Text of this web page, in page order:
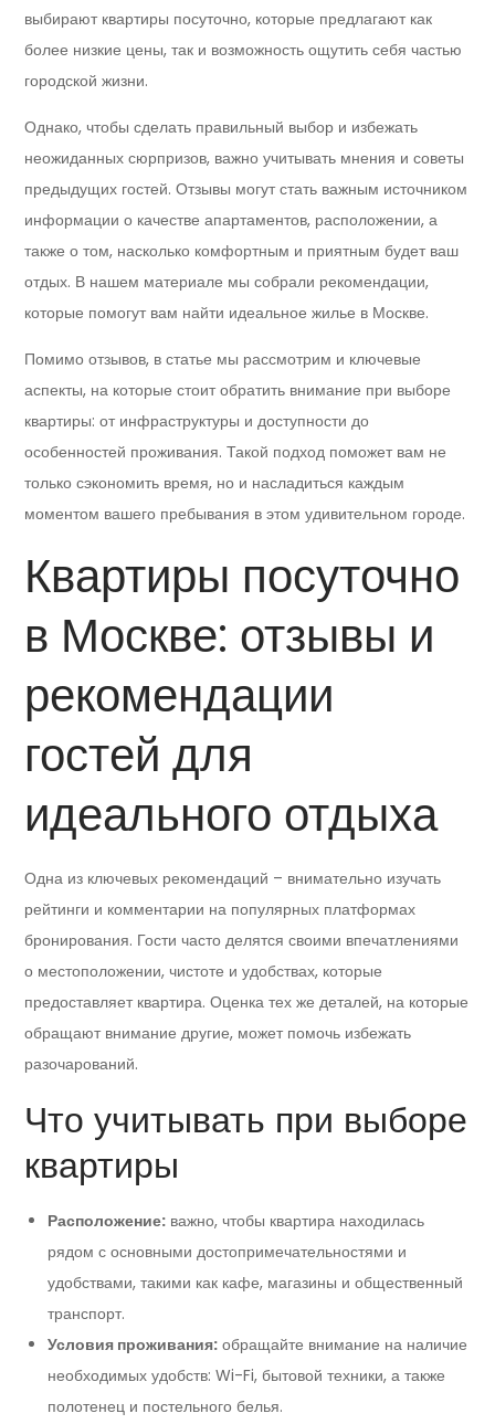
выбирают квартиры посуточно, которые предлагают как
более низкие цены, так и возможность ощутить себя частью
городской жизни.
Однако, чтобы сделать правильный выбор и избежать
неожиданных сюрпризов, важно учитывать мнения и советы
предыдущих гостей. Отзывы могут стать важным источником
информации о качестве апартаментов, расположении, а
также о том, насколько комфортным и приятным будет ваш
отдых. В нашем материале мы собрали рекомендации,
которые помогут вам найти идеальное жилье в Москве.
Помимо отзывов, в статье мы рассмотрим и ключевые
аспекты, на которые стоит обратить внимание при выборе
квартиры: от инфраструктуры и доступности до
особенностей проживания. Такой подход поможет вам не
только сэкономить время, но и насладиться каждым
моментом вашего пребывания в этом удивительном городе.
Квартиры посуточно
в Москве: отзывы и
рекомендации
гостей для
идеального отдыха
Одна из ключевых рекомендаций – внимательно изучать
рейтинги и комментарии на популярных платформах
бронирования. Гости часто делятся своими впечатлениями
о местоположении, чистоте и удобствах, которые
предоставляет квартира. Оценка тех же деталей, на которые
обращают внимание другие, может помочь избежать
разочарований.
Что учитывать при выборе
квартиры
Расположение: важно, чтобы квартира находилась
рядом с основными достопримечательностями и
удобствами, такими как кафе, магазины и общественный
транспорт.
Условия проживания: обращайте внимание на наличие
необходимых удобств: Wi-Fi, бытовой техники, а также
полотенец и постельного белья.